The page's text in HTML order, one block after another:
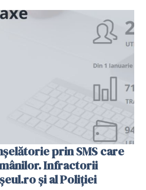
prin SMS care
Infractorii
și al Poliției